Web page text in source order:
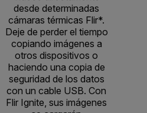
desde determinadas
cámaras térmicas Flir*.
Deje de perder el tiempo
copiando imágenes a
otros dispositivos o
haciendo una copia de
seguridad de los datos
con un cable USB. Con
Flir Ignite, sus imágenes